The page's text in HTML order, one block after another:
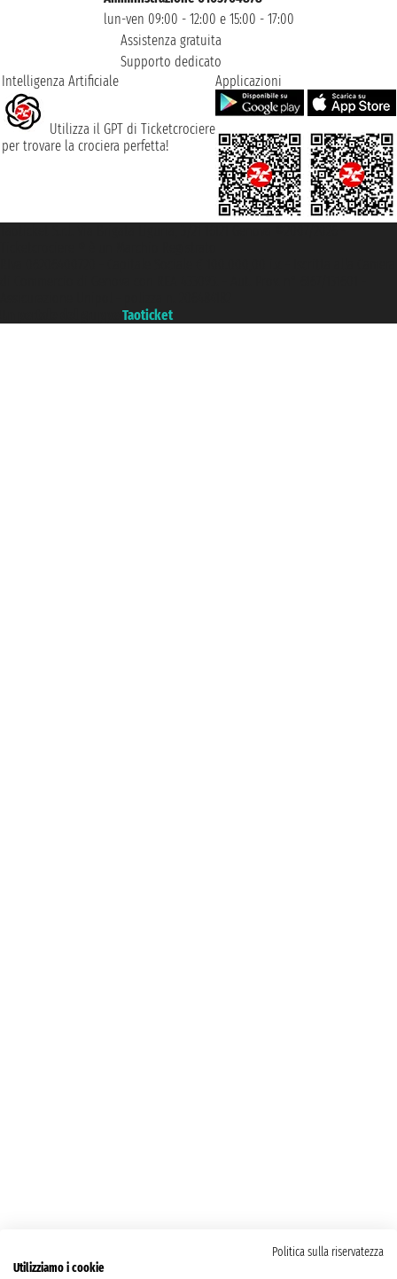
lun-ven 09:00 - 12:00 e 15:00 - 17:00
Assistenza gratuita
Supporto dedicato
Intelligenza Artificiale
Utilizza il GPT di Ticketcrociere
per trovare la crociera perfetta!
Applicazioni
Taoticket
Politica sulla riservatezza
Utilizziamo i cookie